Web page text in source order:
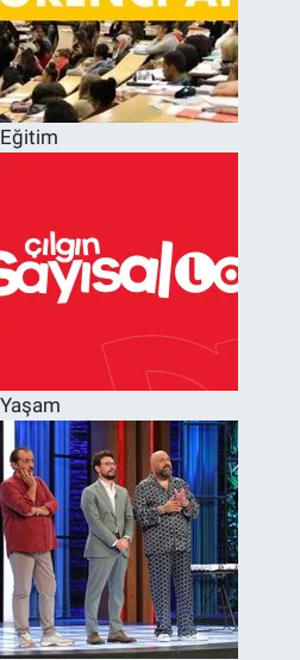
Eğitim
Yaşam